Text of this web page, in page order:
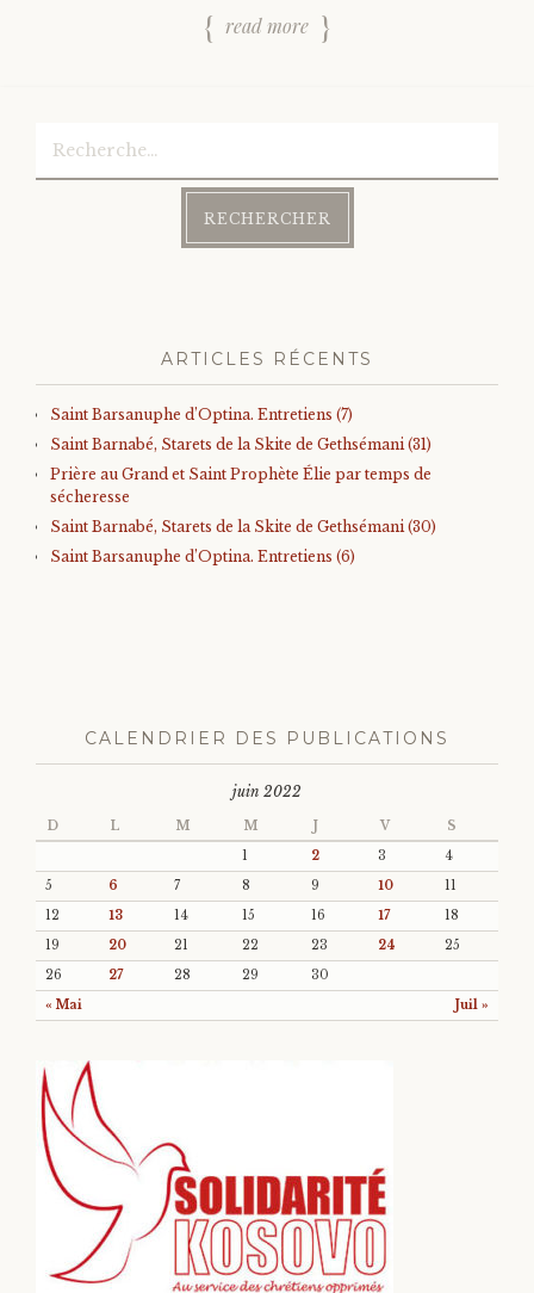
read more
ARTICLES RÉCENTS
Saint Barsanuphe d’Optina. Entretiens (7)
Saint Barnabé, Starets de la Skite de Gethsémani (31)
Prière au Grand et Saint Prophète Élie par temps de
sécheresse
Saint Barnabé, Starets de la Skite de Gethsémani (30)
Saint Barsanuphe d’Optina. Entretiens (6)
CALENDRIER DES PUBLICATIONS
juin 2022
D L M M J V S
« Mai Juil »
1 2 3
4
5
6 7 8 9 10
11
12
13 14 15 16 17
18
19
20 21 22 23 24
25
26
27 28 29 30